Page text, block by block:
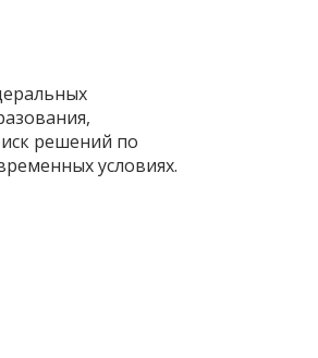
решений по
условиях.